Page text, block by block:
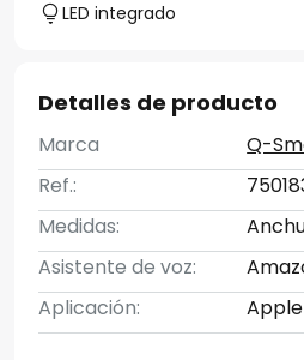
LED integrado
Detalles de producto
Marca
Q-
Ref.:
Medidas:
Asistente de voz:
Aplicación: